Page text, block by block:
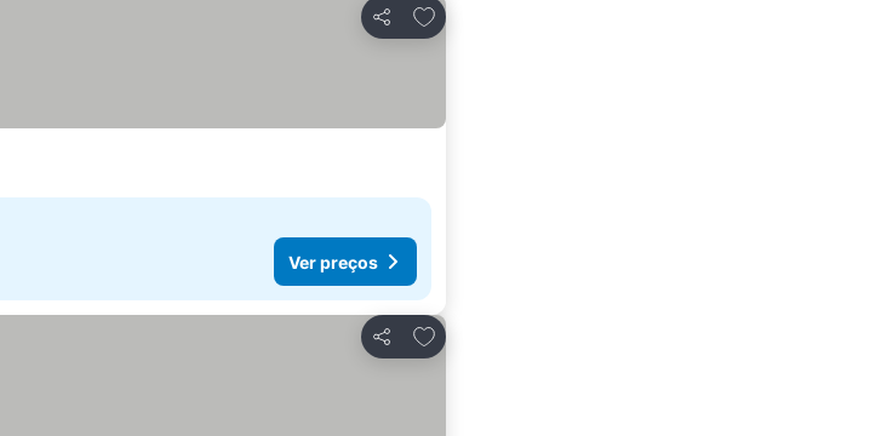
Partilhar
Adicionar aos favoritos
Ver preços
Partilhar
Adicionar aos favoritos